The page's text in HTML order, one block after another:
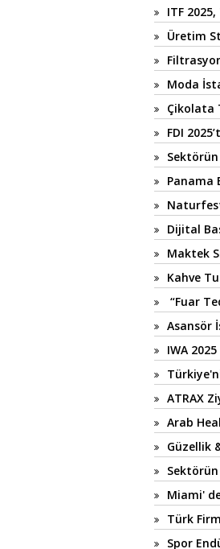
ITF
Üretim
Moda
Çikolata
FDI
Sektörün
Panama
Dijital
Maktek
Kahve
“Fuar
Asansör
IWA
ATRAX
Arab
Güzellik
Sektörün
Miami'
Türk
Spor